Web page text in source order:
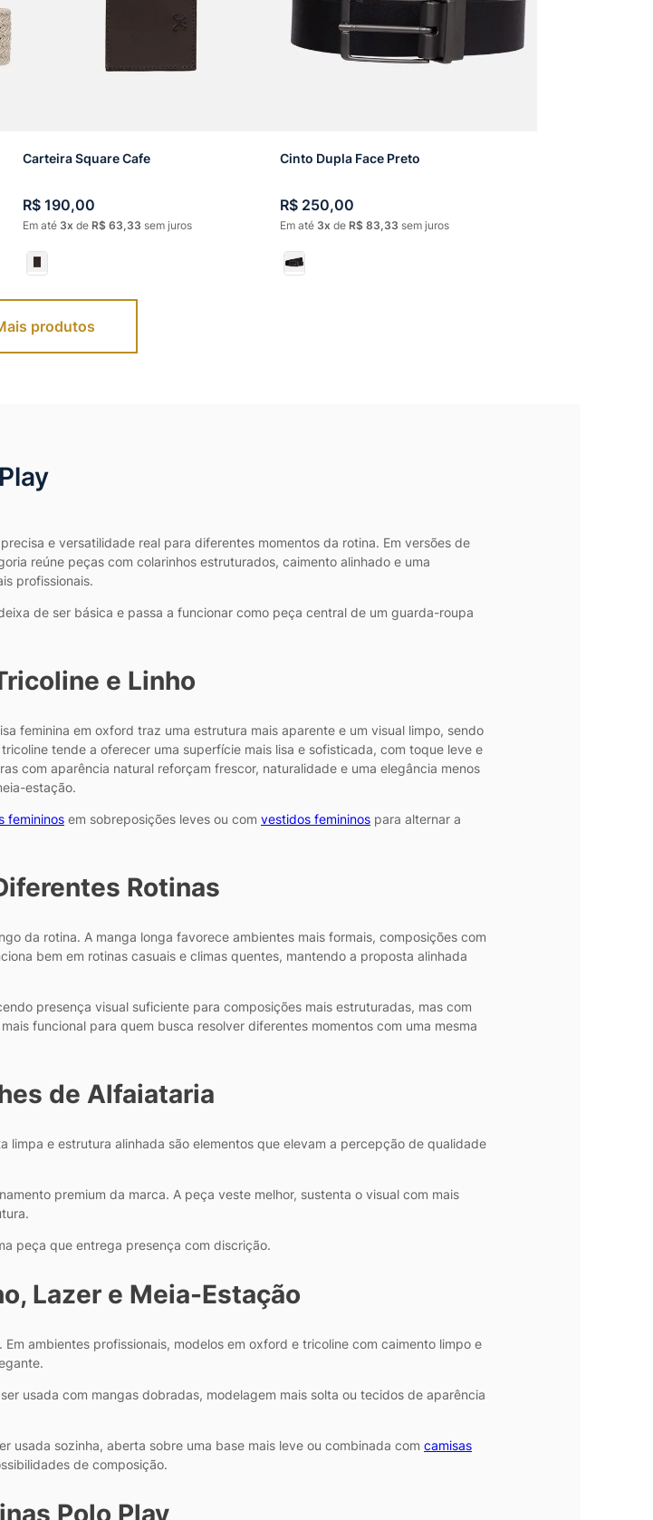
Carteira Square Cafe
R$ 190,00
Em até 3 de R$ 63,33 sem juros
Cinto Dupla Face Preto
R$ 250,00
Em até 3 de R$ 83,33 sem juros
e versatilidade real para diferentes momentos da rotina. Em versões de
reúne peças com colarinhos estruturados, caimento alinhado e uma
profissionais.
de ser básica e passa a funcionar como peça central de um guarda-roupa
e Linho
feminina em oxford traz uma estrutura mais aparente e um visual limpo, sendo
tende a oferecer uma superfície mais lisa e sofisticada, com toque leve e
com aparência natural reforçam frescor, naturalidade e uma elegância menos
estação.
femininos em sobreposições leves ou com vestidos femininos para alternar a
Rotinas
da rotina. A manga longa favorece ambientes mais formais, composições com
bem em rotinas casuais e climas quentes, mantendo a proposta alinhada
presença visual suficiente para composições mais estruturadas, mas com
funcional para quem busca resolver diferentes momentos com uma mesma
de Alfaiataria
e estrutura alinhada são elementos que elevam a percepção de qualidade
premium da marca. A peça veste melhor, sustenta o visual com mais
peça que entrega presença com discrição.
Lazer e Meia-Estação
ambientes profissionais, modelos em oxford e tricoline com caimento limpo e
usada com mangas dobradas, modelagem mais solta ou tecidos de aparência
usada sozinha, aberta sobre uma base mais leve ou combinada com camisas
de composição.
Polo Play